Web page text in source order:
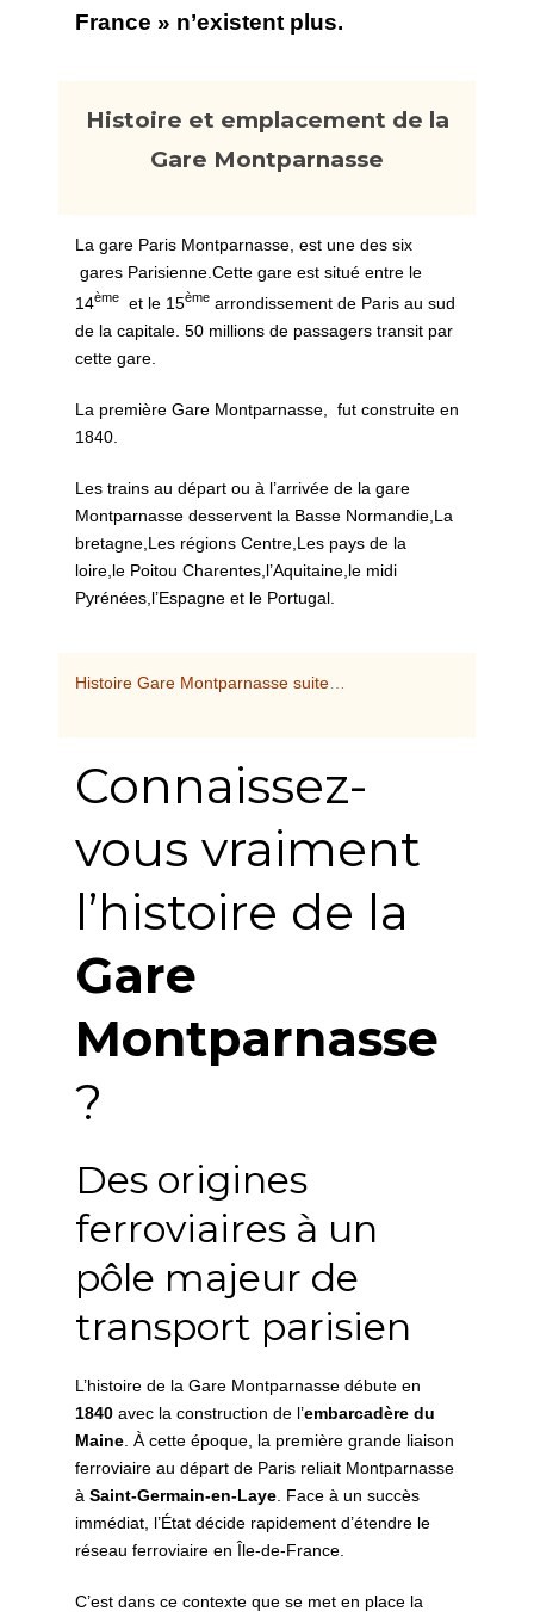
France » n’existent plus.
Histoire et emplacement de la
Gare Montparnasse
La gare Paris Montparnasse, est une des six
gares Parisienne.Cette gare est situé entre le
14ème et le 15ème arrondissement de Paris au sud
de la capitale. 50 millions de passagers transit par
cette gare.
La première Gare Montparnasse, fut construite en
1840.
Les trains au départ ou à l’arrivée de la gare
Montparnasse desservent la Basse Normandie,La
bretagne,Les régions Centre,Les pays de la
loire,le Poitou Charentes,l’Aquitaine,le midi
Pyrénées,l’Espagne et le Portugal.
Histoire Gare Montparnasse suite
Connaissez-
vous vraiment
l’histoire de la
Gare
Montparnasse
?
Des origines
ferroviaires à un
pôle majeur de
transport parisien
L’histoire de la Gare Montparnasse débute en
1840 avec la construction de l’embarcadère du
Maine . À cette époque, la première grande liaison
ferroviaire au départ de Paris reliait Montparnasse
à Saint-Germain-en-Laye . Face à un succès
immédiat, l’État décide rapidement d’étendre le
réseau ferroviaire en Île-de-France.
C’est dans ce contexte que se met en place la